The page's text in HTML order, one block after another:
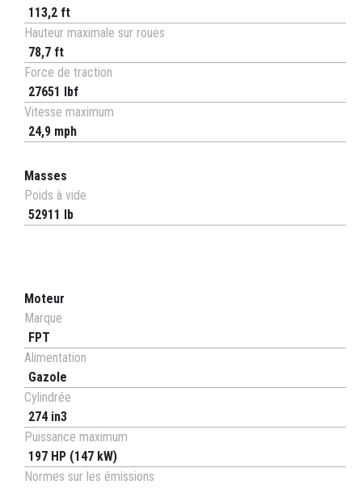
113,2 ft
Hauteur maximale sur roues
78,7 ft
Force de traction
27651 lbf
Vitesse maximum
24,9 mph
Masses
Poids à vide
52911 lb
Moteur
Marque
FPT
Alimentation
Gazole
Cylindrée
274 in3
Puissance maximum
197 HP (147 kW)
Normes sur les émissions